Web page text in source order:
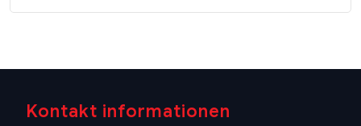
Kontakt informationen